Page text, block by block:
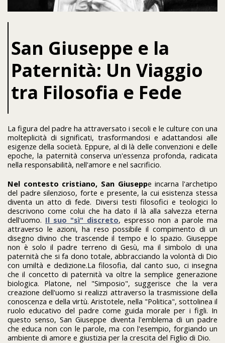
San Giuseppe e la
Paternità: Un Viaggio
tra Filosofia e Fede
La figura del padre ha attraversato i secoli e le culture con una
molteplicità di significati, trasformandosi e adattandosi alle
esigenze della società. Eppure, al di là delle convenzioni e delle
epoche, la paternità conserva un'essenza profonda, radicata
nella responsabilità, nell'amore e nel sacrificio.
Nel contesto cristiano, San Giuseppe incarna l'archetipo
del padre silenzioso, forte e presente, la cui esistenza stessa
diventa un atto di fede. Diversi testi filosofici e teologici lo
descrivono come colui che ha dato il là alla salvezza eterna
dell'uomo. Il suo "sì" discreto, espresso non a parole ma
attraverso le azioni, ha reso possibile il compimento di un
disegno divino che trascende il tempo e lo spazio. Giuseppe
non è solo il padre terreno di Gesù, ma il simbolo di una
paternità che si fa dono totale, abbracciando la volontà di Dio
con umiltà e dedizione.La filosofia, dal canto suo, ci insegna
che il concetto di paternità va oltre la semplice generazione
biologica. Platone, nel "Simposio", suggerisce che la vera
creazione dell'uomo si realizzi attraverso la trasmissione della
conoscenza e della virtù. Aristotele, nella "Politica", sottolinea il
ruolo educativo del padre come guida morale per i figli. In
questo senso, San Giuseppe diventa l'emblema di un padre
che educa non con le parole, ma con l'esempio, forgiando un
ambiente di amore e giustizia per la crescita del Figlio di Dio.